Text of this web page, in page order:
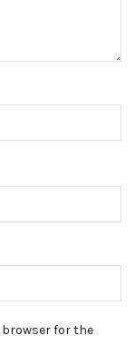
browser for the